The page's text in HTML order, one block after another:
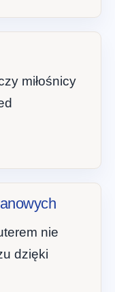
miłośnicy
nie
dzięki